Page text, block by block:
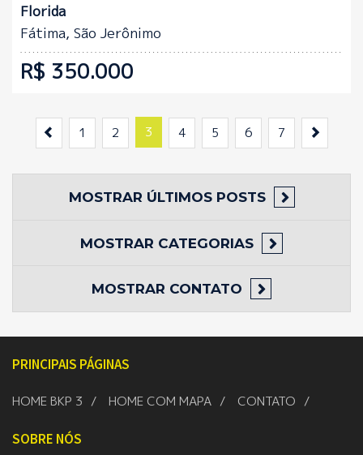
Florida
Fátima, São Jerônimo
R$ 350.000
Anterior
1 2 3 4 5 6 7
MOSTRAR ÚLTIMOS POSTS
MOSTRAR CATEGORIAS
MOSTRAR CONTATO
PRINCIPAIS PÁGINAS
HOME BKP 3 HOME COM MAPA CONTATO
SOBRE NÓS